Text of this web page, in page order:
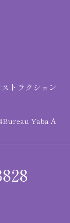
トラクション
Bureau Yaba A